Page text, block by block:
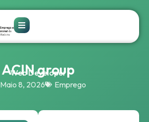
ACIN group
Web Developer
Maio 8, 2026
Emprego